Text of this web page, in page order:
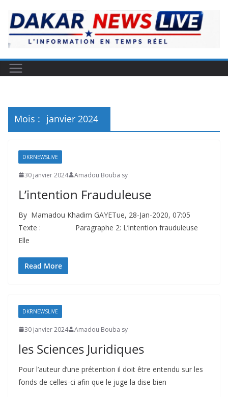
Mois : janvier 2024
DKRNEWSLIVE
30 janvier 2024 Amadou Bouba sy
L’intention Frauduleuse
By Mamadou Khadim GAYETue, 28-Jan-2020, 07:05
Texte : Paragraphe 2: L’intention frauduleuse
Elle
Read More
DKRNEWSLIVE
30 janvier 2024 Amadou Bouba sy
les Sciences Juridiques
Pour l’auteur d’une prétention il doit être entendu sur les
fonds de celles-ci afin que le juge la dise bien